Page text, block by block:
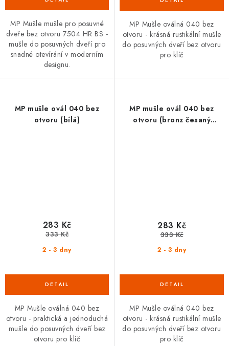
MP Mušle mušle pro posuvné
dveře bez otvoru 7504 HR BS -
mušle do posuvných dveří pro
snadné otevírání v moderním
designu.
MP Mušle oválná 040 bez
otvoru - krásná rustikální mušle
do posuvných dveří bez otvoru
pro klíč
MP mušle ovál 040 bez
otvoru (bílá)
2 - 3 dny
283 Kč
333 Kč
MP Mušle oválná 040 bez
otvoru - praktická a jednoduchá
mušle do posuvných dveří bez
otvoru pro klíč
MP mušle ovál 040 bez
otvoru (bronz česaný
2 - 3 dny
283 Kč
333 Kč
MP Mušle oválná 040 bez
otvoru - krásná rustikální mušle
do posuvných dveří bez otvoru
pro klíč